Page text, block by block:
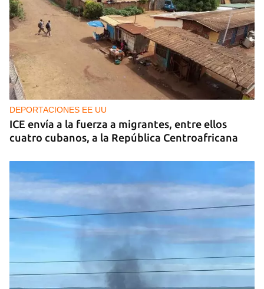
DEPORTACIONES EE UU
ICE envía a la fuerza a migrantes, entre ellos
cuatro cubanos, a la República Centroafricana